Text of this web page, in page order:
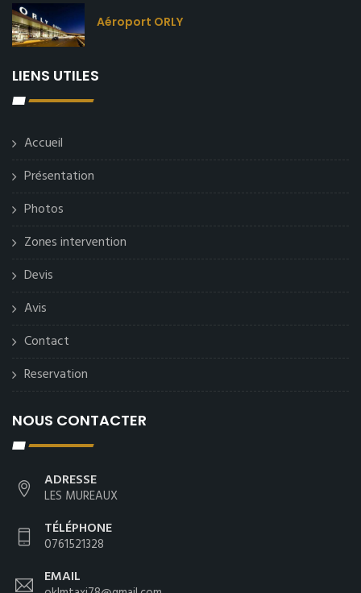
Aéroport ORLY
LIENS UTILES
Accueil
Présentation
Photos
Zones intervention
Devis
Avis
Contact
Reservation
NOUS CONTACTER
ADRESSE
LES MUREAUX
TÉLÉPHONE
0761521328
EMAIL